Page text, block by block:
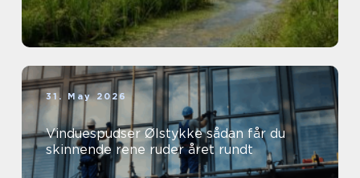
31. May 2026
Vinduespudser Ølstykke sådan får du
skinnende rene ruder året rundt